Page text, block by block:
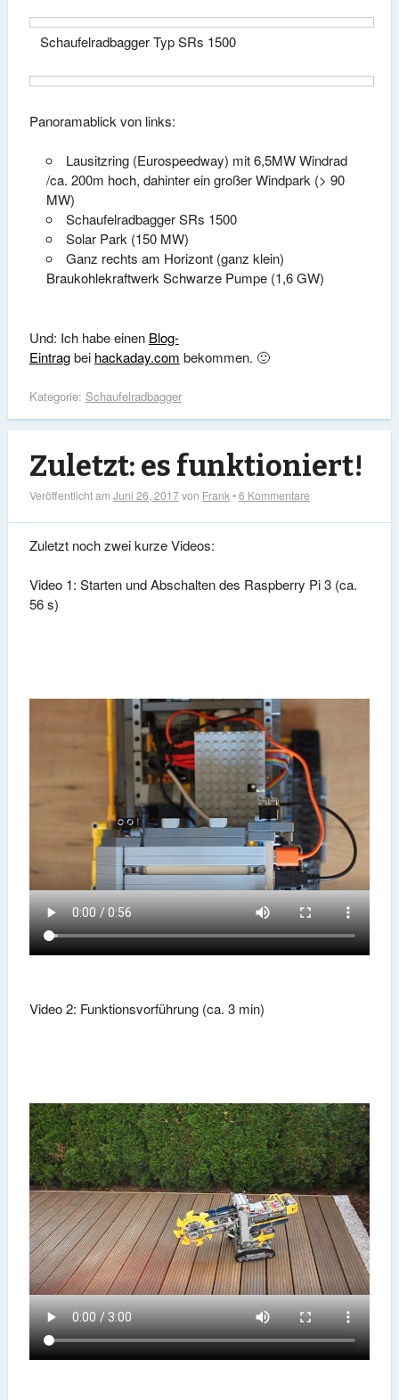
Schaufelradbagger Typ SRs 1500
Panoramablick von links:
Lausitzring (Eurospeedway) mit 6,5MW Windrad
/ca. 200m hoch, dahinter ein großer Windpark (> 90
MW)
Schaufelradbagger SRs 1500
Solar Park (150 MW)
Ganz rechts am Horizont (ganz klein)
Braukohlekraftwerk Schwarze Pumpe (1,6 GW)
Und: Ich habe einen Blog-
Eintragbei hackaday.com bekommen. 🙂
Kategorie: Schaufelradbagger
Zuletzt: es funktioniert!
Veröffentlicht amJuni 26, 2017von Frank•6 Kommentare
Zuletzt noch zwei kurze Videos:
Video 1: Starten und Abschalten des Raspberry Pi 3 (ca.
56 s)
Video 2: Funktionsvorführung (ca. 3 min)